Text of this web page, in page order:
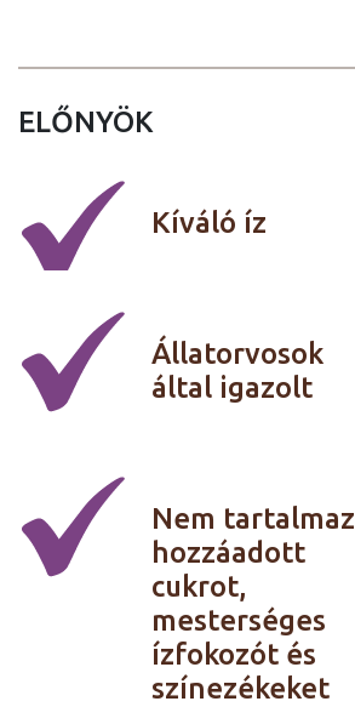
ELŐNYÖK
Kíváló íz
Állatorvosok
által igazolt
Nem tartalmaz
hozzáadott
cukrot,
mesterséges
ízfokozót és
színezékeket